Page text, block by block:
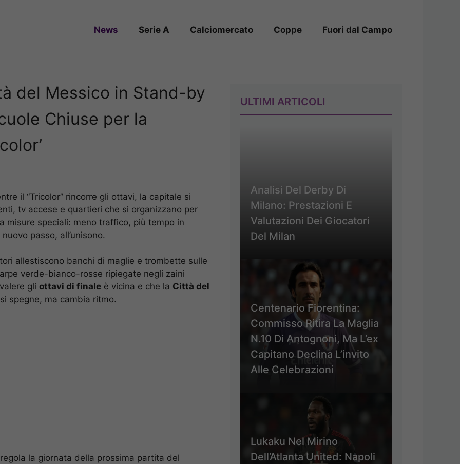
News Serie A Calciomercato Coppe Fuori dal Campo
del Messico in Stand-by
Chiuse per la
il “Tricolor” rincorre gli ottavi, la capitale si
tv accese e quartieri che si organizzano per
misure speciali: meno traffico, più tempo in
passo, all’unisono.
allestiscono banchi di maglie e trombette sulle
verde-bianco-rosse ripiegate negli zaini
gli ottavi di finale è vicina e che la Città del
spegne, ma cambia ritmo.
regola la giornata della prossima partita del
ULTIMI ARTICOLI
Analisi Del Derby Di
Milano: Prestazioni E
Valutazioni Dei Giocatori
Del Milan
Centenario Fiorentina:
Commisso Ritira La Maglia
N.10 Di Antognoni, Ma L’ex
Capitano Declina L’invito
Alle Celebrazioni
Lukaku Nel Mirino
Dell’Atlanta United: Napoli